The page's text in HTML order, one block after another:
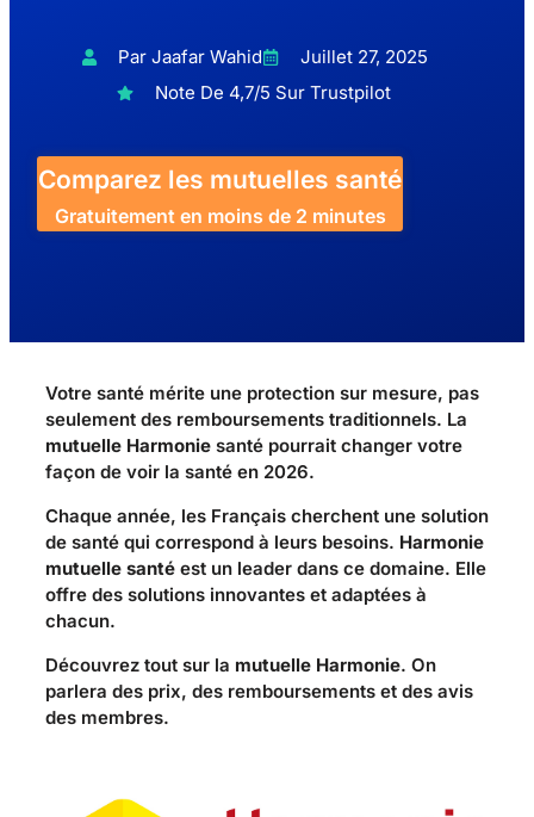
Par Jaafar Wahid
Juillet 27, 2025
Note De 4,7/5 Sur Trustpilot
Comparez les mutuelles santé
Gratuitement en moins de 2 minutes
Votre santé mérite une protection sur mesure, pas
seulement des remboursements traditionnels. La
mutuelle Harmonie santé pourrait changer votre
façon de voir la santé en 2026.
Chaque année, les Français cherchent une solution
de santé qui correspond à leurs besoins. Harmonie
mutuelle santé est un leader dans ce domaine. Elle
offre des solutions innovantes et adaptées à
chacun.
Découvrez tout sur la mutuelle Harmonie. On
parlera des prix, des remboursements et des avis
des membres.